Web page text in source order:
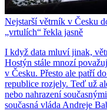
Nejstarší větrník v Česku
„vrtulích“ řekla jasně
I když data mluví jinak,
Hostýn stále mnozí
v Česku. Přesto ale patří
republice rozjely. Teď už
nebo nahrazení
současná vláda Andreje